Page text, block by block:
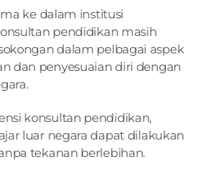
ke dalam institusi
pendidikan masih
dalam pelbagai aspek
dan penyesuaian diri dengan
konsultan pendidikan,
luar negara dapat dilakukan
tekanan berlebihan.